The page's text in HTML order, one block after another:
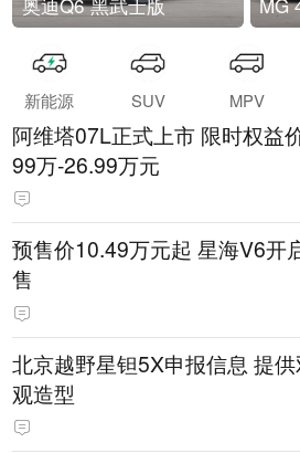
新能源 SUV MPV
阿维塔07L正式上市 限时权益
99万-26.99万元
预售价10.49万元起 星海V6开
售
北京越野星钽5X申报信息 提
观造型